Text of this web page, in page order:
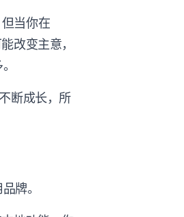
当你在
改变主意，
断成长，所
牌。